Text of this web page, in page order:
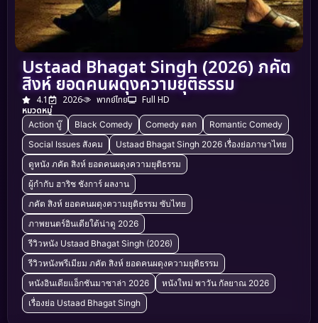
Ustaad Bhagat Singh (2026) ภคัต
สิงห์ ยอดคนผดุงความยุติธรรม
4.1 2026 พากย์ไทย
Full HD
หมวดหมู่
Action บู๊ Black Comedy Comedy ตลก
Romantic Comedy
Social Issues สังคม
Ustaad Bhagat Singh 2026 เรื่องย่อภาษาไทย
ดูหนัง ภคัต สิงห์ ยอดคนผดุงความยุติธรรม
ผู้กำกับ ฮาริช ชังการ์ ผลงาน
ภคัต สิงห์ ยอดคนผดุงความยุติธรรม ซับไทย
ภาพยนตร์อินเดียใต้น่าดู 2026
รีวิวหนัง Ustaad Bhagat Singh (2026)
รีวิวหนังพรีเมียม ภคัต สิงห์ ยอดคนผดุงความยุติธรรม
หนังอินเดียแอ็กชันมาซาล่า 2026
หนังใหม่ พาวัน กัลยาณ 2026
เรื่องย่อ Ustaad Bhagat Singh